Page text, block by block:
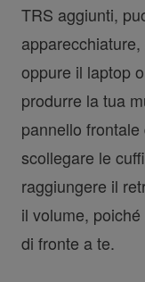
TRS aggiunti,
oppure il laptop
produrre la tua
pannello
scollegare le
raggiungere il
il volume,
di fronte a te.